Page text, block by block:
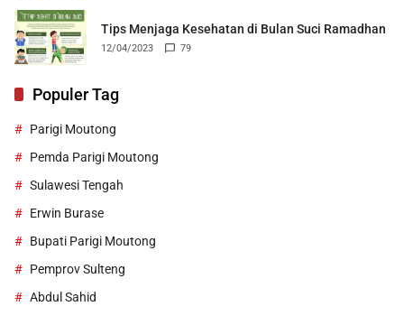
Tips Menjaga Kesehatan di Bulan Suci Ramadhan
12/04/2023 79
Populer Tag
Parigi Moutong
Pemda Parigi Moutong
Sulawesi Tengah
Erwin Burase
Bupati Parigi Moutong
Pemprov Sulteng
Abdul Sahid